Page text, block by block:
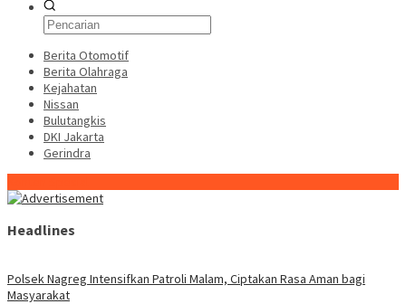
Berita Otomotif
Berita Olahraga
Kejahatan
Nissan
Bulutangkis
DKI Jakarta
Gerindra
Headlines
Polsek Nagreg Intensifkan Patroli Malam, Ciptakan Rasa Aman bagi
Masyarakat